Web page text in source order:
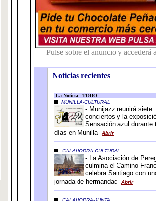
Noticias recientes
-----------------------------------------------------------------